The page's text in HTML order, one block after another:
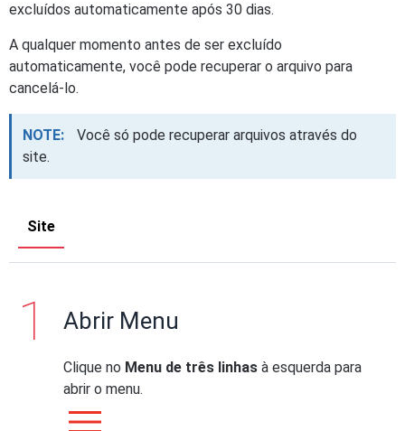
excluídos automaticamente após 30 dias.
A qualquer momento antes de ser excluído
automaticamente, você pode recuperar o arquivo para
cancelá-lo.
NOTE:
Você só pode recuperar arquivos através do
site.
Site
Abrir Menu
Clique no Menu de três linhas à esquerda para
abrir o menu.